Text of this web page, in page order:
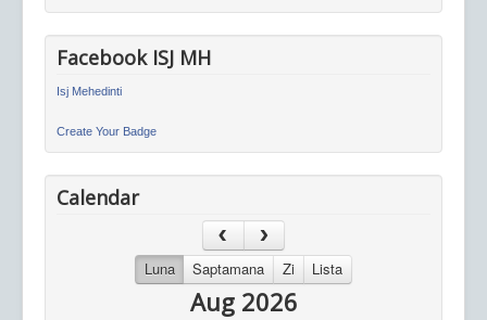
Facebook ISJ MH
Isj Mehedinti
Create Your Badge
Calendar
Luna Saptamana Zi Lista
Aug 2026